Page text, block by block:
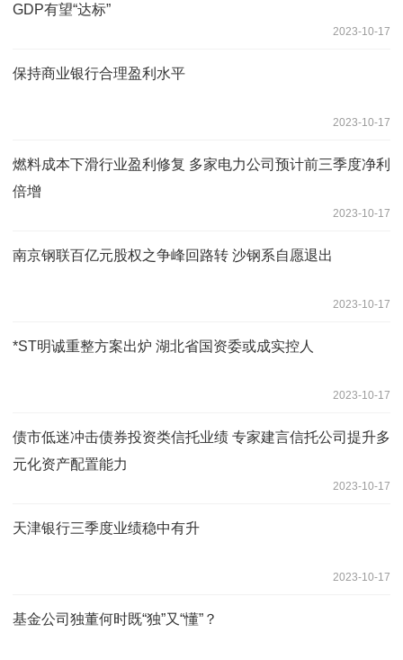
GDP有望“达标”
2023-10-17
保持商业银行合理盈利水平
2023-10-17
燃料成本下滑行业盈利修复 多家电力公司预计前三季度净利
倍增
2023-10-17
南京钢联百亿元股权之争峰回路转 沙钢系自愿退出
2023-10-17
*ST明诚重整方案出炉 湖北省国资委或成实控人
2023-10-17
债市低迷冲击债券投资类信托业绩 专家建言信托公司提升多
元化资产配置能力
2023-10-17
天津银行三季度业绩稳中有升
2023-10-17
基金公司独董何时既“独”又“懂”？